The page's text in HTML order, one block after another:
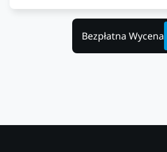
Bezpłatna Wycena